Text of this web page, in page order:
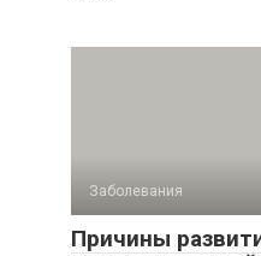
Заболевания
Причины